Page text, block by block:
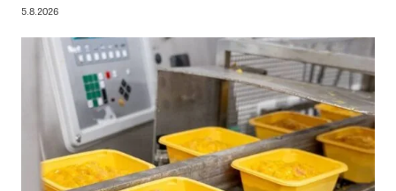
5.8.2026